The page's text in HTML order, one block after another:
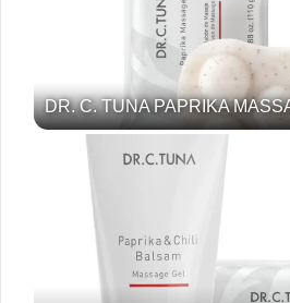
DR. C. TUNA PAPRIKA